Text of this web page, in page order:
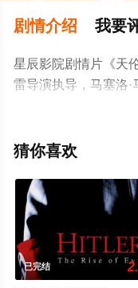
剧情介绍 我要
星辰影院剧情片《天
雷导演执导，马塞洛·
瓦利,马利诺·切纳,雅
欧
整版电影大全就上星
瓣电影、电视猫或剧
猜你喜欢
已完结